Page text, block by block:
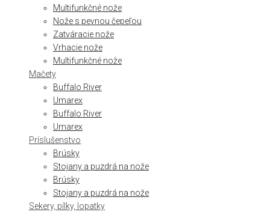
Multifunkčné nože
Nože s pevnou čepeľou
Zatváracie nože
Vrhacie nože
Multifunkčné nože
Mačety
Buffalo River
Umarex
Buffalo River
Umarex
Príslušenstvo
Brúsky
Stojany a puzdrá na nože
Brúsky
Stojany a puzdrá na nože
Sekery, pílky, lopatky